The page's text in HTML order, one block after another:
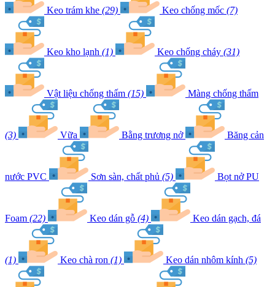
Keo trám khe (29) Keo chống mốc (7)
Keo kho lạnh (1) Keo chống cháy (31)
Vật liệu chống thấm (15) Màng chống thấm
(3) Vữa Bằng trương nở Băng cản
nước PVC Sơn sàn, chất phủ (5) Bọt nở PU
Foam (22) Keo dán gỗ (4) Keo dán gạch, đá
(1) Keo chà ron (1) Keo dán nhôm kính (5)